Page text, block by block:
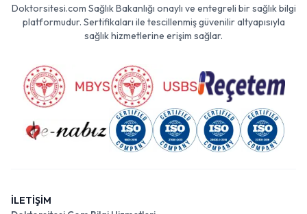
Doktorsitesi.com Sağlık Bakanlığı onaylı ve entegreli bir sağlık bilgi
platformudur. Sertifikaları ile tescillenmiş güvenilir altyapısıyla
sağlık hizmetlerine erişim sağlar.
İLETİŞİM